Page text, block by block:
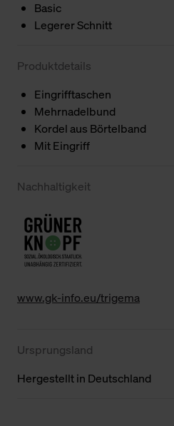
Basic
Legerer Schnitt
Produktdetails
Eingrifftaschen
Mehrnadelbund
Kordel aus Börtelband
Mit Eingriff
Nachhaltigkeit
www.gk-info.eu/trigema
Ursprungsland
Hergestellt in Deutschland